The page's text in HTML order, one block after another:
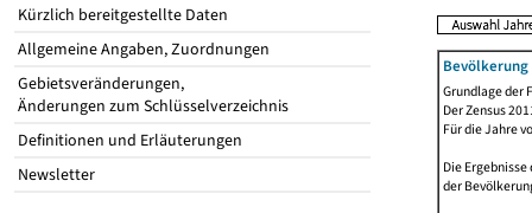
Kürzlich bereitgestellte Daten
Allgemeine Angaben, Zuordnungen
Gebietsveränderungen,
Änderungen zum Schlüsselverzeichnis
Definitionen und Erläuterungen
Newsletter
Grundlage der
Der Zensus
Für die Jahre
Die
der